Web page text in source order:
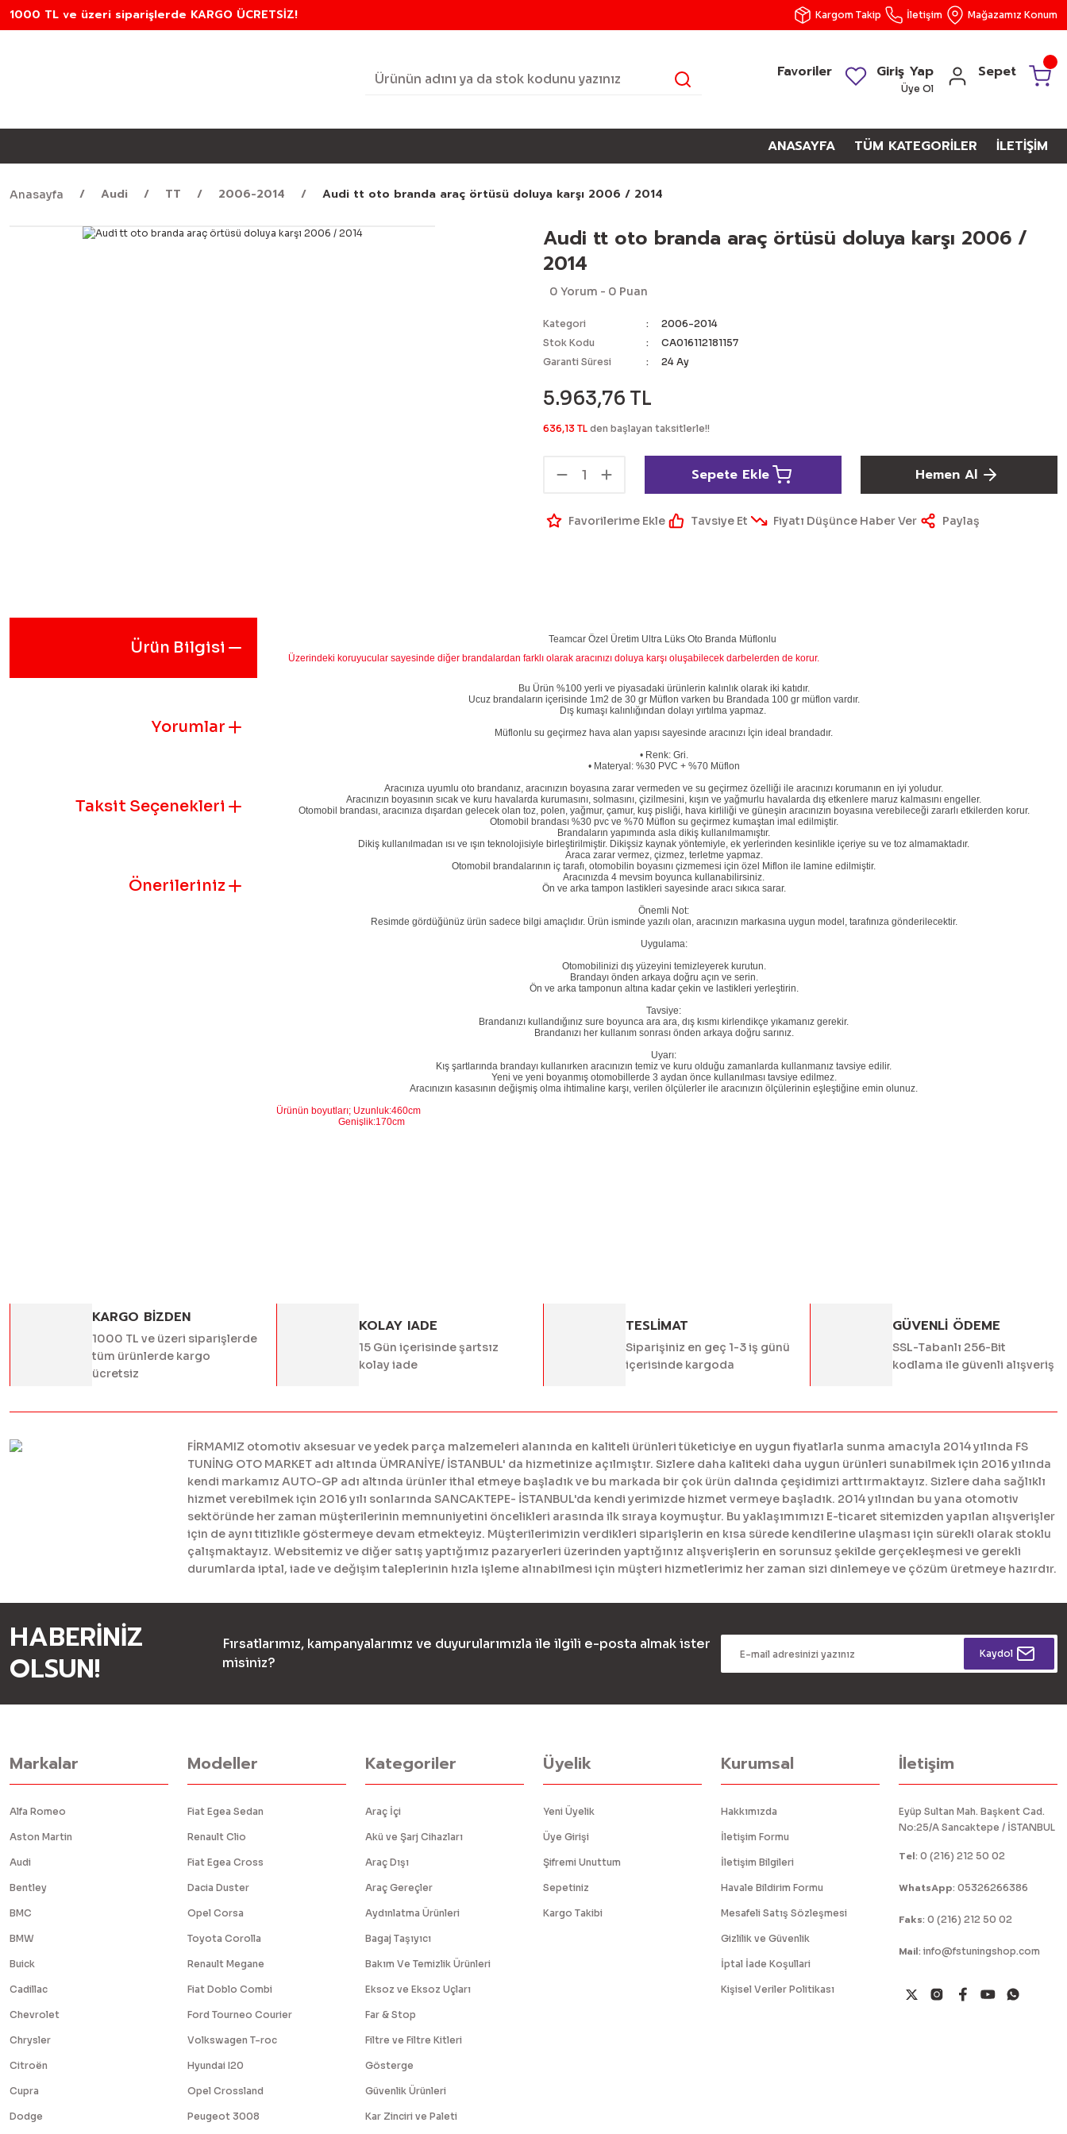
1000 TL ve üzeri siparişlerde KARGO ÜCRETSİZ! Kargom Takip İletişim Mağazamız Konum
Favoriler Giriş Yap
Üye Ol
Sepet
ANASAYFA TÜM KATEGORİLER İLETİŞİM
Anasayfa Audi TT 2006-2014 Audi tt oto branda araç örtüsü doluya karşı 2006 / 2014
Audi tt oto branda araç örtüsü doluya karşı 2006 /
2014
0 Yorum - 0 Puan
Kategori
2006-2014
Stok Kodu
CA016112181157
Garanti Süresi
24 Ay
5.963,76 TL
636,13 TL den başlayan taksitlerle!!
Sepete Ekle Hemen Al
Tavsiye Et Fiyatı Düşünce Haber Ver Paylaş
Ürün Bilgisi
Yorumlar
Taksit Seçenekleri
Önerileriniz
Teamcar Özel Üretim Ultra Lüks Oto Branda Müflonlu
Üzerindeki koruyucular sayesinde diğer brandalardan farklı olarak aracınızı doluya karşı oluşabilecek darbelerden de korur.
Bu Ürün %100 yerli ve piyasadaki ürünlerin kalınlık olarak iki katıdır.
Ucuz brandaların içerisinde 1m2 de 30 gr Müflon varken bu Brandada 100 gr müflon vardır.
Dış kumaşı kalınlığından dolayı yırtılma yapmaz.
Müflonlu su geçirmez hava alan yapısı sayesinde aracınızı İçin ideal brandadır.
• Renk: Gri.
• Materyal: %30 PVC + %70 Müflon
Aracınıza uyumlu oto brandanız, aracınızın boyasına zarar vermeden ve su geçirmez özelliği ile aracınızı korumanın en iyi yoludur.
Aracınızın boyasının sıcak ve kuru havalarda kurumasını, solmasını, çizilmesini, kışın ve yağmurlu havalarda dış etkenlere maruz kalmasını engeller.
Otomobil brandası, aracınıza dışardan gelecek olan toz, polen, yağmur, çamur, kuş pisliği, hava kirliliği ve güneşin aracınızın boyasına verebileceği zararlı etkilerden korur.
Otomobil brandası %30 pvc ve %70 Müflon su geçirmez kumaştan imal edilmiştir.
Brandaların yapımında asla dikiş kullanılmamıştır.
Dikiş kullanılmadan ısı ve ışın teknolojisiyle birleştirilmiştir. Dikişsiz kaynak yöntemiyle, ek yerlerinden kesinlikle içeriye su ve toz almamaktadır.
Araca zarar vermez, çizmez, terletme yapmaz.
Otomobil brandalarının iç tarafı, otomobilin boyasını çizmemesi için özel Miflon ile lamine edilmiştir.
Aracınızda 4 mevsim boyunca kullanabilirsiniz.
Ön ve arka tampon lastikleri sayesinde aracı sıkıca sarar.
Önemli Not:
Resimde gördüğünüz ürün sadece bilgi amaçlıdır. Ürün isminde yazılı olan, aracınızın markasına uygun model, tarafınıza gönderilecektir.
Uygulama:
Otomobilinizi dış yüzeyini temizleyerek kurutun.
Brandayı önden arkaya doğru açın ve serin.
Ön ve arka tamponun altına kadar çekin ve lastikleri yerleştirin.
Tavsiye:
Brandanızı kullandığınız sure boyunca ara ara, dış kısmı kirlendikçe yıkamanız gerekir.
Brandanızı her kullanım sonrası önden arkaya doğru sarınız.
Uyarı:
Kış şartlarında brandayı kullanırken aracınızın temiz ve kuru olduğu zamanlarda kullanmanız tavsiye edilir.
Yeni ve yeni boyanmış otomobillerde 3 aydan önce kullanılması tavsiye edilmez.
Aracınızın kasasının değişmiş olma ihtimaline karşı, verilen ölçülerler ile aracınızın ölçülerinin eşleştiğine emin olunuz.
Ürünün boyutları; Uzunluk:460cm
Genişlik:170cm
KARGO BİZDEN
1000 TL ve üzeri siparişlerde
tüm ürünlerde kargo
ücretsiz
KOLAY IADE
15 Gün içerisinde şartsız
kolay iade
TESLİMAT
Siparişiniz en geç 1-3 iş günü
içerisinde kargoda
GÜVENLİ ÖDEME
SSL-Tabanlı 256-Bit
kodlama ile güvenli alışveriş
FİRMAMIZ otomotiv aksesuar ve yedek parça malzemeleri alanında en kaliteli ürünleri tüketiciye en uygun fiyatlarla sunma amacıyla 2014 yılında FS
TUNİNG OTO MARKET adı altında ÜMRANİYE/ İSTANBUL' da hizmetinize açılmıştır. Sizlere daha kaliteki daha uygun ürünleri sunabilmek için 2016 yılında
kendi markamız AUTO-GP adı altında ürünler ithal etmeye başladık ve bu markada bir çok ürün dalında çeşidimizi arttırmaktayız. Sizlere daha sağlıklı
hizmet verebilmek için 2016 yılı sonlarında SANCAKTEPE- İSTANBUL'da kendi yerimizde hizmet vermeye başladık. 2014 yılından bu yana otomotiv
sektöründe her zaman müşterilerinin memnuniyetini öncelikleri arasında ilk sıraya koymuştur. Bu yaklaşımımızı E-ticaret sitemizden yapılan alışverişler
için de aynı titizlikle göstermeye devam etmekteyiz. Müşterilerimizin verdikleri siparişlerin en kısa sürede kendilerine ulaşması için sürekli olarak stoklu
çalışmaktayız. Websitemiz ve diğer satış yaptığımız pazaryerleri üzerinden yaptığınız alışverişlerin en sorunsuz şekilde gerçekleşmesi ve gerekli
durumlarda iptal, iade ve değişim taleplerinin hızla işleme alınabilmesi için müşteri hizmetlerimiz her zaman sizi dinlemeye ve çözüm üretmeye hazırdır.
HABERİNİZ
OLSUN!
Fırsatlarımız, kampanyalarımız ve duyurularımızla ile ilgili e-posta almak ister
misiniz?
Kaydol
Markalar
Alfa Romeo
Aston Martin
Audi
Bentley
BMC
BMW
Buick
Cadillac
Chevrolet
Chrysler
Citroën
Cupra
Dodge
Modeller
Fiat Egea Sedan
Renault Clio
Fiat Egea Cross
Dacia Duster
Opel Corsa
Toyota Corolla
Renault Megane
Fiat Doblo Combi
Ford Tourneo Courier
Volkswagen T-roc
Hyundai I20
Opel Crossland
Peugeot 3008
Kategoriler
Araç İçi
Akü ve Şarj Cihazları
Araç Dışı
Araç Gereçler
Aydınlatma Ürünleri
Bagaj Taşıyıcı
Bakım Ve Temizlik Ürünleri
Eksoz ve Eksoz Uçları
Far & Stop
Filtre ve Filtre Kitleri
Gösterge
Güvenlik Ürünleri
Kar Zinciri ve Paleti
Üyelik
Yeni Üyelik
Üye Girişi
Şifremi Unuttum
Sepetiniz
Kargo Takibi
Kurumsal
Hakkımızda
İletişim Formu
İletişim Bilgileri
Havale Bildirim Formu
Mesafeli Satış Sözleşmesi
Gizlilik ve Güvenlik
İptal İade Koşullari
Kişisel Veriler Politikası
İletişim
Eyüp Sultan Mah. Başkent Cad.
No:25/A Sancaktepe / İSTANBUL
Tel: 0 (216) 212 50 02
WhatsApp: 05326266386
Faks: 0 (216) 212 50 02
Mail: info@fstuningshop.com